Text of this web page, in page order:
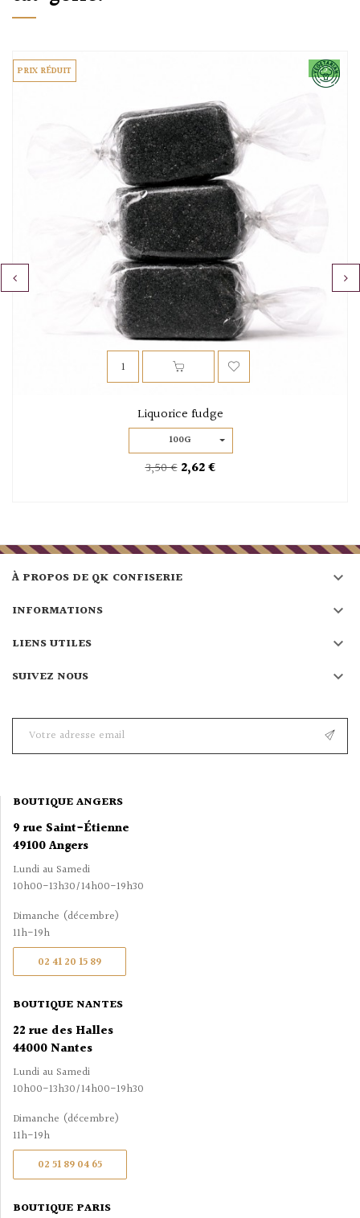
-25%
PRIX RÉDUIT
Liquorice fudge
100G
3,50 € 2,62 €
À PROPOS DE QK CONFISERIE 
INFORMATIONS 
LIENS UTILES 
SUIVEZ NOUS 
BOUTIQUE ANGERS
9 rue Saint-Étienne
49100 Angers
Lundi au Samedi
10h00-13h30/14h00-19h30
Dimanche (décembre)
11h-19h
02 41 20 15 89
BOUTIQUE NANTES
22 rue des Halles
44000 Nantes
Lundi au Samedi
10h00-13h30/14h00-19h30
Dimanche (décembre)
11h-19h
02 51 89 04 65
BOUTIQUE PARIS